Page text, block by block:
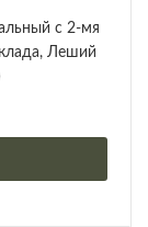
с 2-мя
Леший